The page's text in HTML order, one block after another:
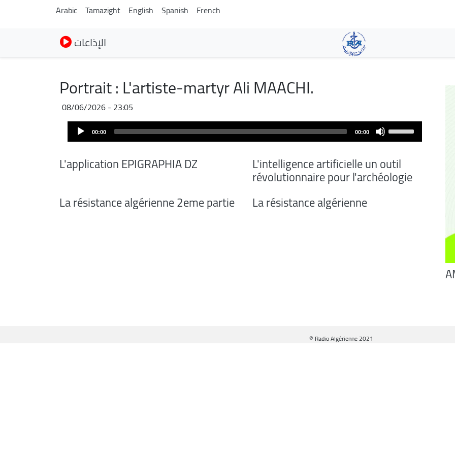
main
content
Arabic Tamazight English Spanish French
الإذاعات
Portrait : L'artiste-martyr Ali MAACHI.
08/06/2026 - 23:05
Audio
Player 00:00 00:00
keys
to
L'application EPIGRAPHIA DZ L'intelligence artificielle un outil
révolutionnaire pour l'archéologie
La résistance algérienne 2eme partie
La résistance algérienne
© Radio Algérienne 2021